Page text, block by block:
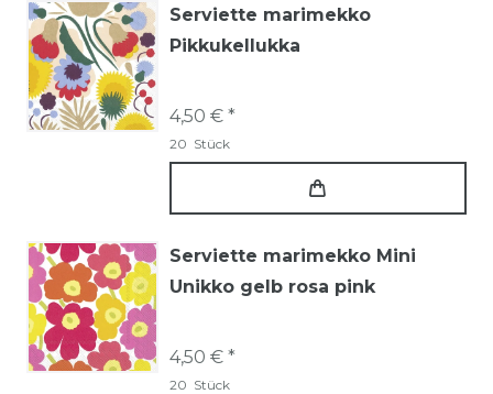
Serviette marimekko
Pikkukellukka
4,50 € *
20 Stück
Serviette marimekko Mini
Unikko gelb rosa pink
4,50 € *
20 Stück